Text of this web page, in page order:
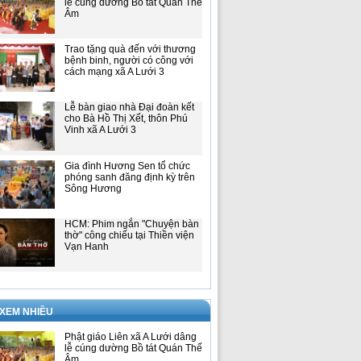
lễ cúng dường Bồ tát Quán Thế
Âm
Trao tặng quà đến với thương
bệnh binh, người có công với
cách mạng xã A Lưới 3
Lễ bàn giao nhà Đại đoàn kết
cho Bà Hồ Thị Xết, thôn Phú
Vinh xã A Lưới 3
Gia đình Hương Sen tổ chức
phóng sanh đăng định kỳ trên
Sông Hương
HCM: Phim ngắn "Chuyện bàn
thờ" công chiếu tại Thiền viện
Vạn Hanh
NHIỀU
Phật giáo Liên xã A Lưới dâng
lễ cúng dường Bồ tát Quán Thế